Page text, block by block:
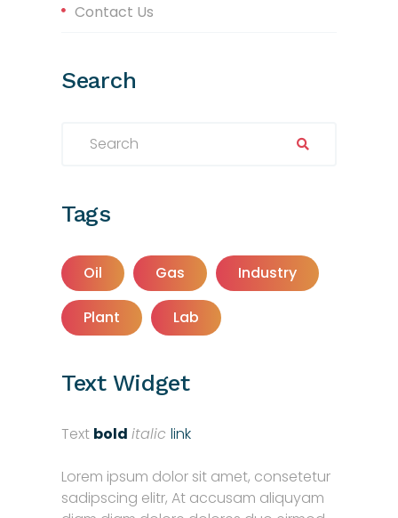
Contact Us
Search
Tags
Oil Gas Industry
Plant Lab
Text Widget
Text bold italic link
Lorem ipsum dolor sit amet, consetetur
sadipscing elitr, At accusam aliquyam